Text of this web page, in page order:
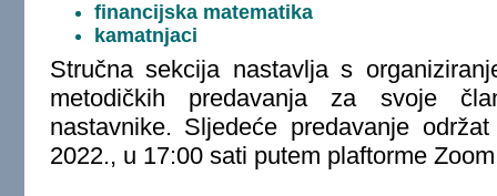
financijska matematika
kamatnjaci
Stručna sekcija nastavlja s
metodičkih predavanja za svoje
nastavnike. Sljedeće predavanje
2022., u 17:00 sati putem plaftorme